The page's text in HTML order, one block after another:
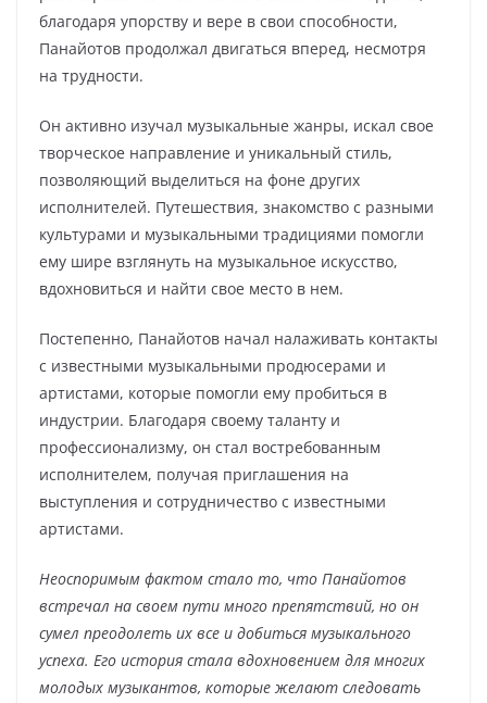
благодаря упорству и вере в свои способности,
Панайотов продолжал двигаться вперед, несмотря
на трудности.
Он активно изучал музыкальные жанры, искал свое
творческое направление и уникальный стиль,
позволяющий выделиться на фоне других
исполнителей. Путешествия, знакомство с разными
культурами и музыкальными традициями помогли
ему шире взглянуть на музыкальное искусство,
вдохновиться и найти свое место в нем.
Постепенно, Панайотов начал налаживать контакты
с известными музыкальными продюсерами и
артистами, которые помогли ему пробиться в
индустрии. Благодаря своему таланту и
профессионализму, он стал востребованным
исполнителем, получая приглашения на
выступления и сотрудничество с известными
артистами.
Неоспоримым фактом стало то, что Панайотов
встречал на своем пути много препятствий, но он
сумел преодолеть их все и добиться музыкального
успеха. Его история стала вдохновением для многих
молодых музыкантов, которые желают следовать